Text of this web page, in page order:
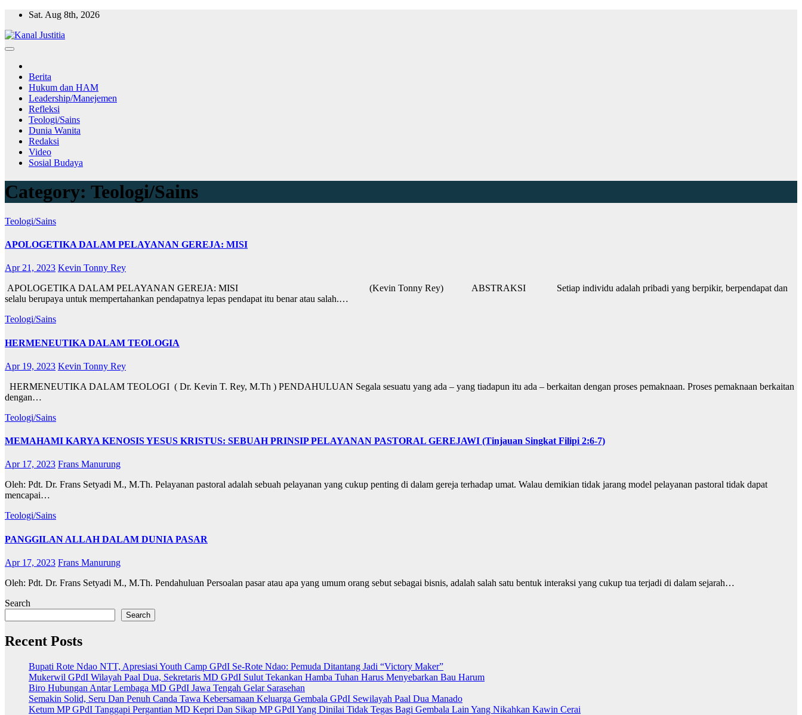
Skip
content
Sat. Aug 8th, 2026
Berita
Hukum dan HAM
Leadership/Manejemen
Refleksi
Teologi/Sains
Dunia Wanita
Redaksi
Video
Sosial Budaya
Category: Teologi/Sains
Teologi/Sains
APOLOGETIKA DALAM PELAYANAN GEREJA: MISI
Apr 21, 2023 Kevin Tonny Rey
APOLOGETIKA DALAM PELAYANAN GEREJA: MISI (Kevin Tonny Rey) ABSTRAKSI Setiap individu adalah pribadi yang berpikir, berpendapat dan
selalu berupaya untuk mempertahankan pendapatnya lepas pendapat itu benar atau salah.…
Teologi/Sains
HERMENEUTIKA DALAM TEOLOGIA
Apr 19, 2023 Kevin Tonny Rey
HERMENEUTIKA DALAM TEOLOGI ( Dr. Kevin T. Rey, M.Th ) PENDAHULUAN Segala sesuatu yang ada – yang tiadapun itu ada – berkaitan dengan proses pemaknaan. Proses pemaknaan berkaitan
dengan…
Teologi/Sains
MEMAHAMI KARYA KENOSIS YESUS KRISTUS: SEBUAH PRINSIP PELAYANAN PASTORAL GEREJAWI (Tinjauan Singkat Filipi 2:6-7)
Apr 17, 2023 Frans Manurung
Oleh: Pdt. Dr. Frans Setyadi M., M.Th. Pelayanan pastoral adalah sebuah pelayanan yang cukup penting di dalam gereja terhadap umat. Walau demikian tidak jarang model pelayanan pastoral tidak dapat
mencapai…
Teologi/Sains
PANGGILAN ALLAH DALAM DUNIA PASAR
Apr 17, 2023 Frans Manurung
Oleh: Pdt. Dr. Frans Setyadi M., M.Th. Pendahuluan Persoalan pasar atau apa yang umum orang sebut sebagai bisnis, adalah salah satu bentuk interaksi yang cukup tua terjadi di dalam sejarah…
Search
Search
Recent Posts
Bupati Rote Ndao NTT, Apresiasi Youth Camp GPdI Se-Rote Ndao: Pemuda Ditantang Jadi “Victory Maker”
Mukerwil GPdI Wilayah Paal Dua, Sekretaris MD GPdI Sulut Tekankan Hamba Tuhan Harus Menyebarkan Bau Harum
Biro Hubungan Antar Lembaga MD GPdI Jawa Tengah Gelar Sarasehan
Semakin Solid, Seru Dan Penuh Canda Tawa Kebersamaan Keluarga Gembala GPdI Sewilayah Paal Dua Manado
Ketum MP GPdI Tanggapi Pergantian MD Kepri Dan Sikap MP GPdI Yang Dinilai Tidak Tegas Bagi Gembala Lain Yang Nikahkan Kawin Cerai